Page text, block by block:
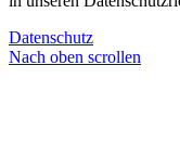
Datenschutz
Nach oben scrollen